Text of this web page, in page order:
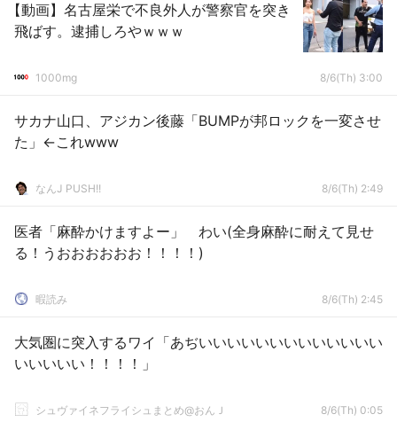
【動画】名古屋栄で不良外人が警察官を突き
飛ばす。逮捕しろやｗｗｗ
1000mg 8/6(Th) 3:00
サカナ山口、アジカン後藤「BUMPが邦ロックを一変させ
た」←これwww
なんJ PUSH!! 8/6(Th) 2:49
医者「麻酔かけますよー」 わい(全身麻酔に耐えて見せ
る！うおおおおおお！！！！)
暇読み 8/6(Th) 2:45
大気圏に突入するワイ「あぢいいいいいいいいいいいいい
いいいいい！！！！」
シュヴァイネフライシュまとめ@おんＪ 8/6(Th) 0:05